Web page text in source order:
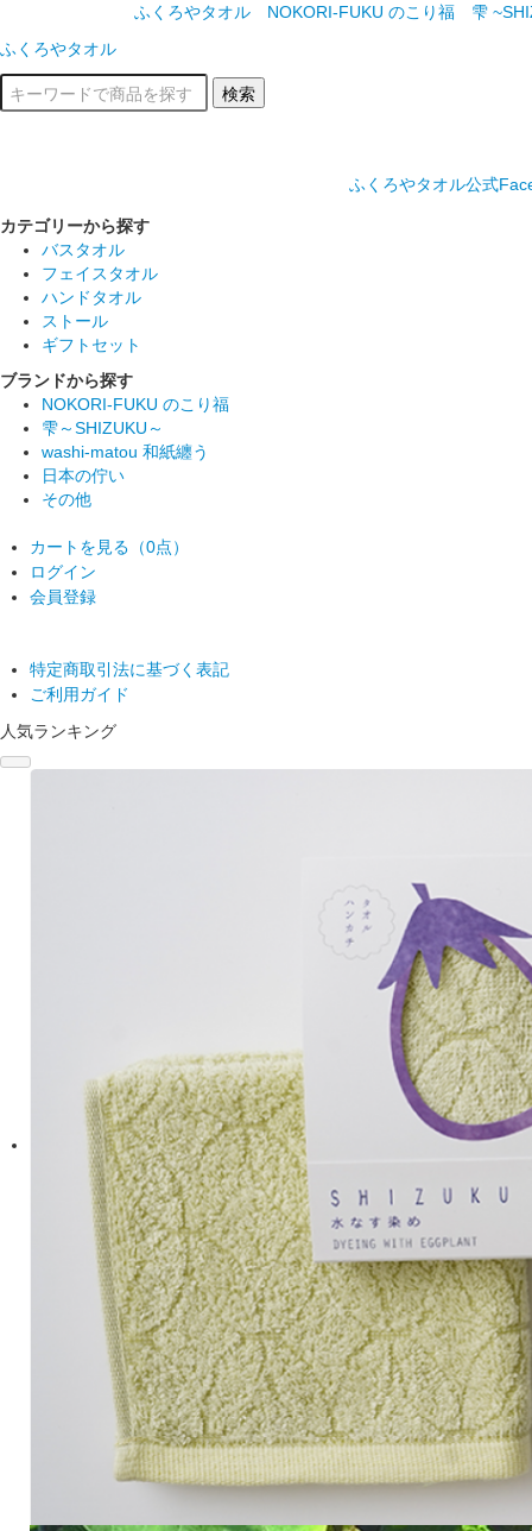
ふくろやタオル NOKORI-FUKU のこり福
雫
ふくろやタオル
ふくろやタオル公式
カテゴリーから探す
バスタオル
フェイスタオル
ハンドタオル
ストール
ギフトセット
ブランドから探す
NOKORI-FUKU のこり福
雫～SHIZUKU～
washi-matou 和紙纏う
日本の佇い
その他
カートを見る（0点）
ログイン
会員登録
特定商取引法に基づく表記
ご利用ガイド
人気ランキング